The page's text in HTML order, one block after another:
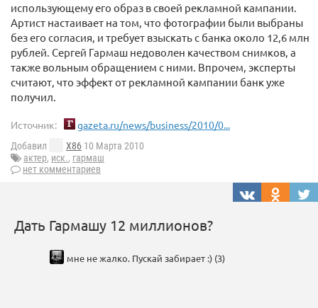
использующему его образ в своей рекламной кампании.
Артист настаивает на том, что фотографии были выбраны
без его согласия, и требует взыскать с банка около 12,6 млн
рублей. Сергей Гармаш недоволен качеством снимков, а
также вольным обращением с ними. Впрочем, эксперты
считают, что эффект от рекламной кампании банк уже
получил.
Источник: gazeta.ru/news/business/2010/0...
Добавил X86 10 Марта 2010
актер, иск., гармаш
нет комментариев
Дать Гармашу 12 миллионов?
мне не жалко. Пускай забирает :) (3)